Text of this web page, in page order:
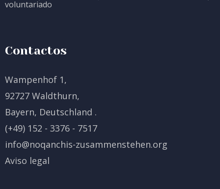
voluntariado
Contactos
Wampenhof 1,
92727 Waldthurn,
Bayern, Deutschland .
(+49) 152 - 3376 - 7517
info@noqanchis-zusammenstehen.org
Aviso legal